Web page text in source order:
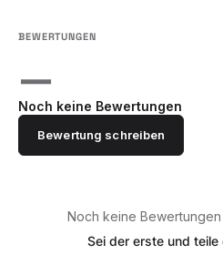
—
Noch keine Bewertungen
Bewertung schreiben
Noch keine
Sei der erste und teile